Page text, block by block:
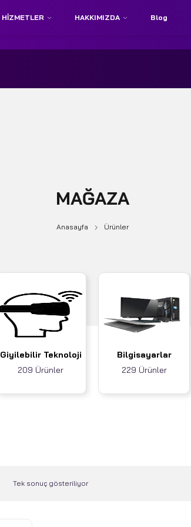
HIZMETLER HAKKIMIZDA Blog
MAĞAZA
Anasayfa Ürünler
Giyilebilir Teknoloji
209 Ürünler
Bilgisayarlar
229 Ürünler
Tek sonuç gösteriliyor